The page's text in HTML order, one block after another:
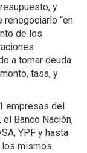
y
“en
de los
a tomar deuda
tasa, y
empresas del
Banco Nación,
YPF y hasta
los mismos